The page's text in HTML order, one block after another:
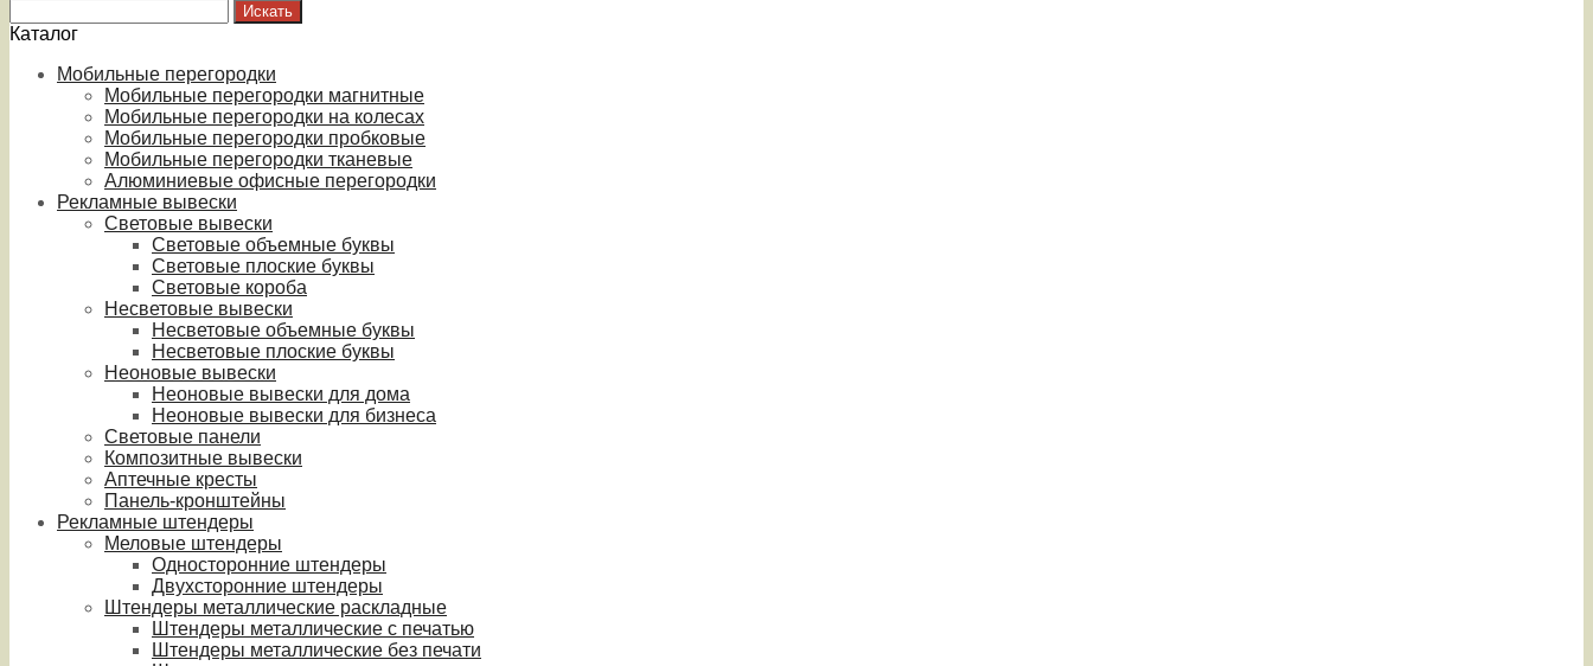
Каталог
Мобильные перегородки
Мобильные перегородки магнитные
Мобильные перегородки на колесах
Мобильные перегородки пробковые
Мобильные перегородки тканевые
Алюминиевые офисные перегородки
Рекламные вывески
Световые вывески
Световые объемные буквы
Световые плоские буквы
Световые короба
Несветовые вывески
Несветовые объемные буквы
Несветовые плоские буквы
Неоновые вывески
Неоновые вывески для дома
Неоновые вывески для бизнеса
Световые панели
Композитные вывески
Аптечные кресты
Панель-кронштейны
Рекламные штендеры
Меловые штендеры
Односторонние штендеры
Двухсторонние штендеры
Штендеры металлические раскладные
Штендеры металлические с печатью
Штендеры металлические без печати